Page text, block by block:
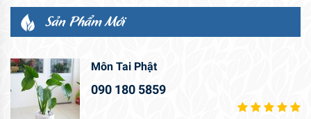
Sản Phẩm Mới
Môn Tai Phật
090 180 5859